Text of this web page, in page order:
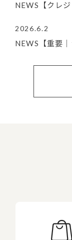
NEWS【クレ
2026.6.2
NEWS【重要